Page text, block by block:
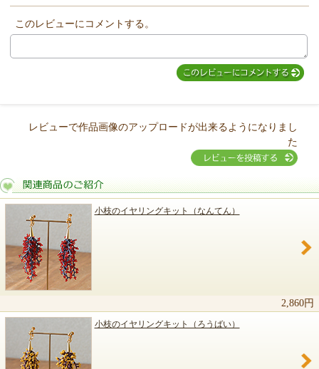
このレビューにコメントする。
レビューで作品画像のアップロードが出来るようになりまし
た
小枝のイヤリングキット（なんてん）
2,860円
小枝のイヤリングキット（ろうばい）